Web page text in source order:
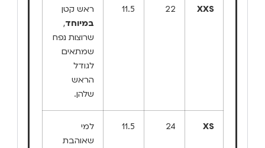
XXS
22
11.5
ראש קטן
במיוחד,
שרוצות נפח
שמתאים
לגודל
הראש
שלהן.
XS
24
11.5
למי
שאוהבת